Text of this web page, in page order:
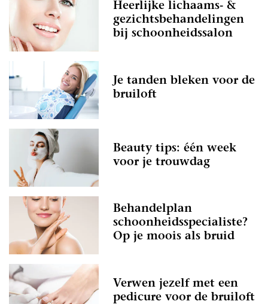
Heerlijke lichaams- &
gezichtsbehandelingen
bij schoonheidssalon
Je tanden bleken voor de
bruiloft
Beauty tips: één week
voor je trouwdag
Behandelplan
schoonheidsspecialiste?
Op je moois als bruid
Verwen jezelf met een
pedicure voor de bruiloft